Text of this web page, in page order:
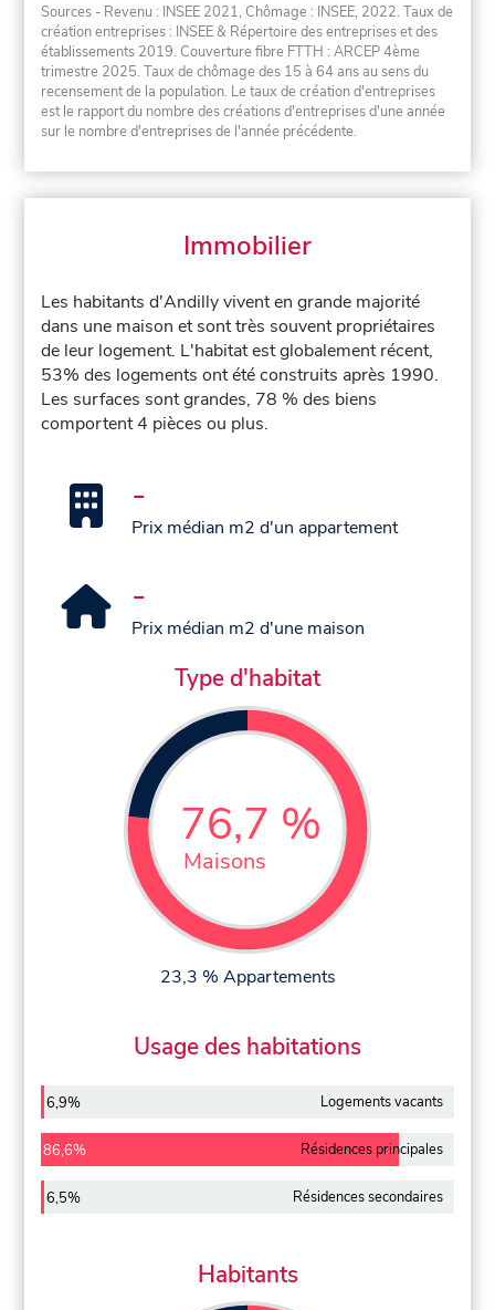
Sources - Revenu : INSEE 2021, Chômage : INSEE, 2022. Taux de
création entreprises : INSEE & Répertoire des entreprises et des
établissements 2019. Couverture fibre FTTH : ARCEP 4ème
trimestre 2025. Taux de chômage des 15 à 64 ans au sens du
recensement de la population. Le taux de création d'entreprises
est le rapport du nombre des créations d'entreprises d'une année
sur le nombre d'entreprises de l'année précédente.
Immobilier
Les habitants d'Andilly vivent en grande majorité
dans une maison et sont très souvent propriétaires
de leur logement. L'habitat est globalement récent,
53% des logements ont été construits après 1990.
Les surfaces sont grandes, 78 % des biens
comportent 4 pièces ou plus.
-
Prix médian m2 d'un appartement
-
Prix médian m2 d'une maison
Type d'habitat
76,7 %
Maisons
23,3 % Appartements
Usage des habitations
6,9% Logements vacants
86,6% Résidences principales
6,5% Résidences secondaires
Habitants